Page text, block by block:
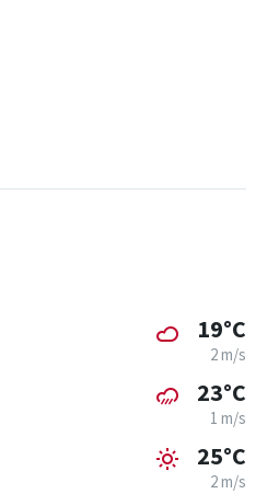
19°C
2 m/s
23°C
1 m/s
25°C
2 m/s